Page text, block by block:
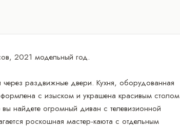
2021 модельный год.
через раздвижные двери. Кухня, оборудованная
с изыском и украшена красивым столом
найдете огромный диван с телевизионной
роскошная мастер-каюта с отдельным